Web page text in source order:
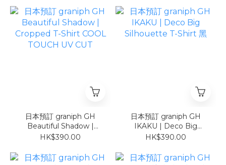
CUT
日本預訂 graniph GH
Beautiful Shadow |
Cropped T-Shirt COOL
HK$390.00
日本預訂 graniph GH
IKAKU | Deco Big
Silhouette T-Shirt 黑
HK$390.00